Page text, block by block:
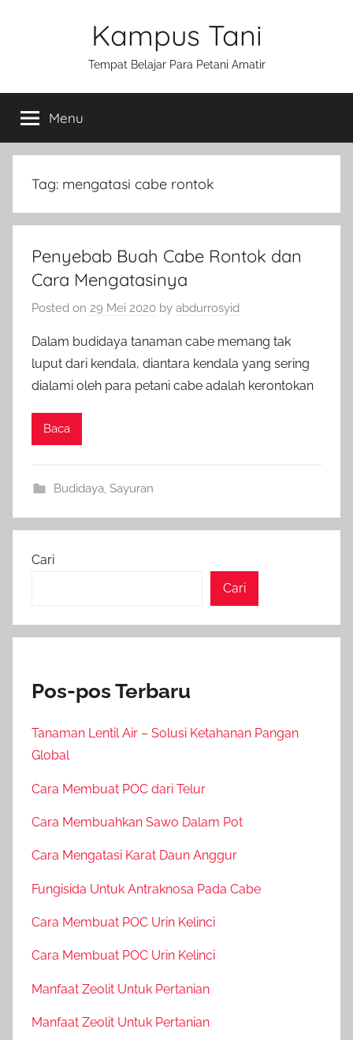
Kampus Tani
Tempat Belajar Para Petani Amatir
Menu
Tag: mengatasi cabe rontok
Penyebab Buah Cabe Rontok dan
Cara Mengatasinya
Posted on 29 Mei 2020 by abdurrosyid
Dalam budidaya tanaman cabe memang tak
luput dari kendala, diantara kendala yang sering
dialami oleh para petani cabe adalah kerontokan
Baca
Budidaya Sayuran
Cari
Cari
Pos-pos Terbaru
Tanaman Lentil Air – Solusi Ketahanan Pangan
Global
Cara Membuat POC dari Telur
Cara Membuahkan Sawo Dalam Pot
Cara Mengatasi Karat Daun Anggur
Fungisida Untuk Antraknosa Pada Cabe
Cara Membuat POC Urin Kelinci
Cara Membuat POC Urin Kelinci
Manfaat Zeolit Untuk Pertanian
Manfaat Zeolit Untuk Pertanian